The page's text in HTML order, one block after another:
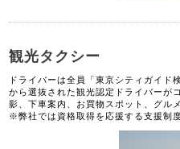
観光タクシー
ドライバーは全員「東京シティガイド
から選抜された観光認定ドライバーが
影、下車案内、お買物スポット、グル
※弊社では資格取得を応援する支援制